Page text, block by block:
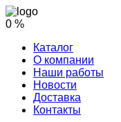
0 %
Каталог
О компании
Наши работы
Новости
Доставка
Контакты